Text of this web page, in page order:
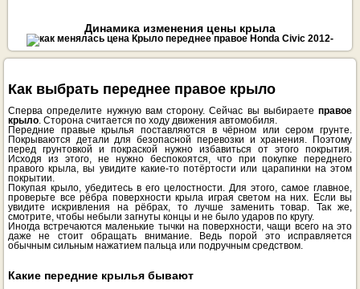
Динамика изменения цены крыла
Как выбрать переднее правое крыло
Сперва определите нужную вам сторону. Сейчас вы выбираете правое
крыло. Сторона считается по ходу движения автомобиля.
Передние правые крылья поставляются в чёрном или сером грунте.
Покрываются детали для безопасной перевозки и хранения. Поэтому
перед грунтовкой и покраской нужно избавиться от этого покрытия.
Исходя из этого, не нужно беспокоятся, что при покупке переднего
правого крыла, вы увидите какие-то потёртости или царапинки на этом
покрытии.
Покупая крыло, убедитесь в его целостности. Для этого, самое главное,
проверьте все рёбра поверхности крыла играя светом на них. Если вы
увидите искривления на рёбрах, то лучше заменить товар. Так же,
смотрите, чтобы небыли загнуты концы и не было ударов по кругу.
Иногда встречаются маленькие тычки на поверхности, чащи всего на это
даже не стоит обращать внимание. Ведь порой это исправляется
обычным сильным нажатием пальца или подручным средством.
Какие передние крылья бывают